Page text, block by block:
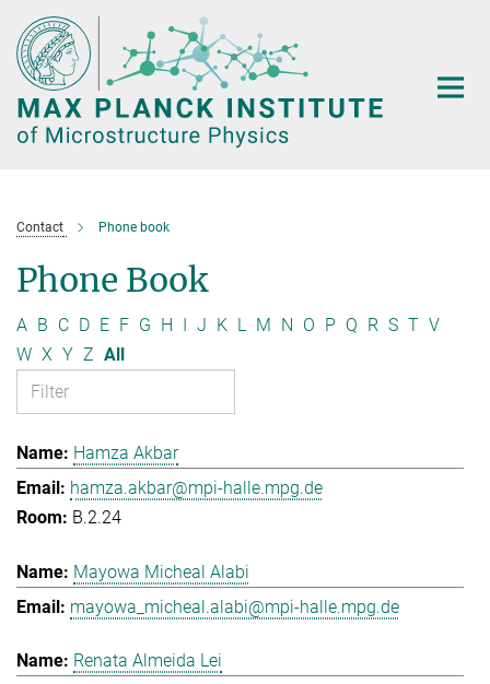
Main-
Content
Contact Phone book
Phone Book
A B C D E F G H I J K L M N O P Q R S T V
W X Y Z All
Hamza Akbar
hamza.akbar@mpi-halle.mpg.de
B.2.24
Mayowa Micheal Alabi
mayowa_micheal.alabi@mpi-halle.mpg.de
Renata Almeida Lei